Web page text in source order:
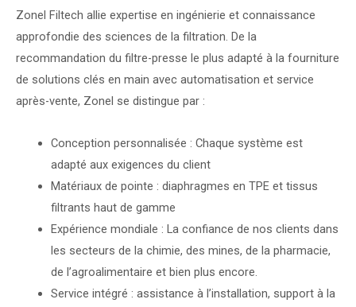
Zonel Filtech allie expertise en ingénierie et connaissance
approfondie des sciences de la filtration. De la
recommandation du filtre-presse le plus adapté à la fourniture
de solutions clés en main avec automatisation et service
après-vente, Zonel se distingue par :
Conception personnalisée : Chaque système est
adapté aux exigences du client
Matériaux de pointe : diaphragmes en TPE et tissus
filtrants haut de gamme
Expérience mondiale : La confiance de nos clients dans
les secteurs de la chimie, des mines, de la pharmacie,
de l’agroalimentaire et bien plus encore.
Service intégré : assistance à l’installation, support à la